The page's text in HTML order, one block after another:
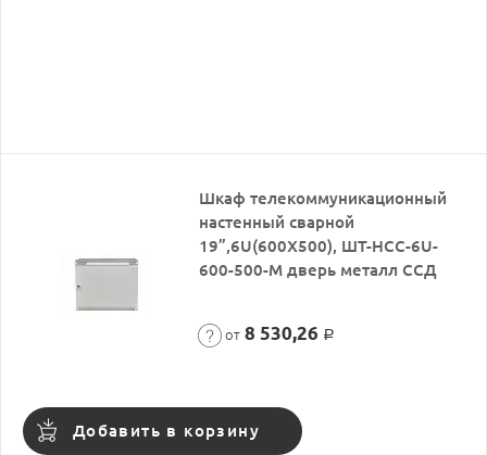
Шкаф телекоммуникационный
настенный сварной
19”,6U(600X500), ШТ-НСС-6U-
600-500-М дверь металл ССД
от 8 530,26 Р
Добавить в корзину